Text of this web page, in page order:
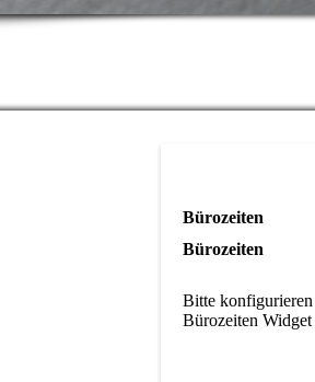
Bürozeiten
Bürozeiten
Bitte konfigurieren
Bürozeiten Widget